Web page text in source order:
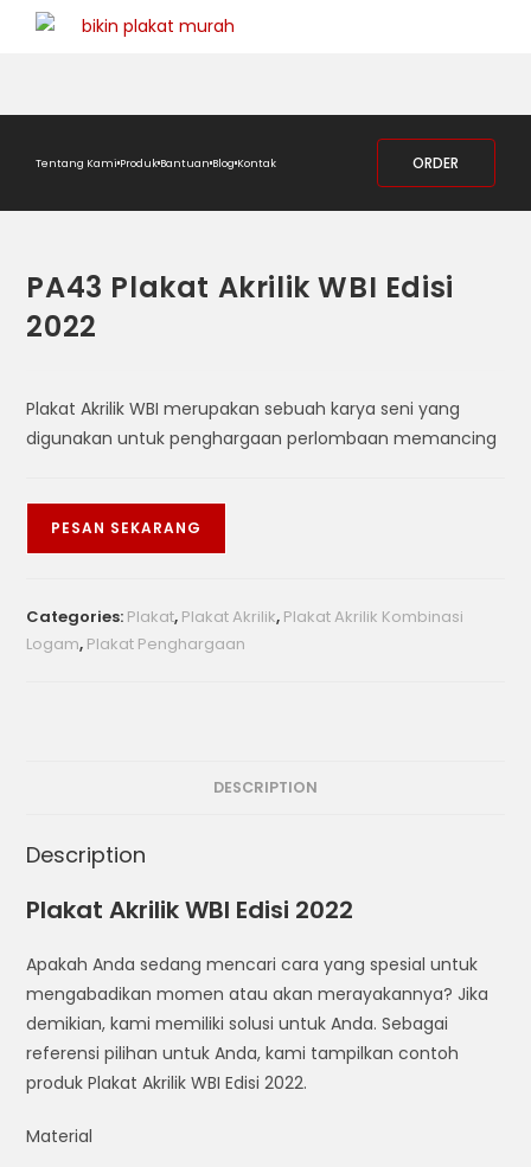
Tentang Kami Produk Bantuan Blog Kontak ORDER
PA43 Plakat Akrilik WBI Edisi
2022
Plakat Akrilik WBI merupakan sebuah karya seni yang
digunakan untuk penghargaan perlombaan memancing
PESAN SEKARANG
Categories: Plakat, Plakat Akrilik, Plakat Akrilik Kombinasi
Logam, Plakat Penghargaan
DESCRIPTION
Description
Plakat Akrilik WBI Edisi 2022
Apakah Anda sedang mencari cara yang spesial untuk
mengabadikan momen atau akan merayakannya? Jika
demikian, kami memiliki solusi untuk Anda. Sebagai
referensi pilihan untuk Anda, kami tampilkan contoh
produk Plakat Akrilik WBI Edisi 2022.
Material